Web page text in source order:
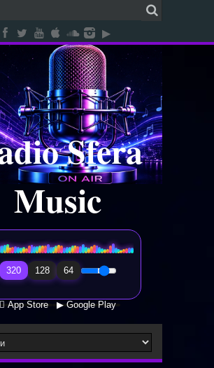
Sfera
Music
Radio Sfera Music
320 128 64
 App Store ▶ Google Play